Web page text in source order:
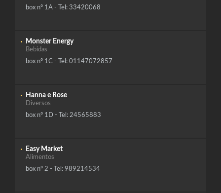
box nº 1A - Tel: 33420068
Monster Energy
Bebidas
box nº 1C - Tel: 01147072857
Hanna e Rose
Diversos
box nº 1D - Tel: 24565883
Easy Market
Alimentos
box nº 2 - Tel: 989214534